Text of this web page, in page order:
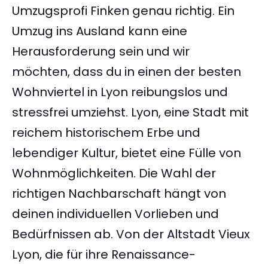
Umzugsprofi Finken genau richtig. Ein
Umzug ins Ausland kann eine
Herausforderung sein und wir
möchten, dass du in einen der besten
Wohnviertel in Lyon reibungslos und
stressfrei umziehst. Lyon, eine Stadt mit
reichem historischem Erbe und
lebendiger Kultur, bietet eine Fülle von
Wohnmöglichkeiten. Die Wahl der
richtigen Nachbarschaft hängt von
deinen individuellen Vorlieben und
Bedürfnissen ab. Von der Altstadt Vieux
Lyon, die für ihre Renaissance-